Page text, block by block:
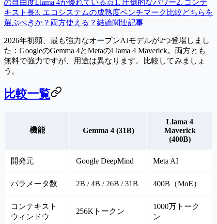
の自由度Llama 4が優れている点1. 圧倒的なパワー2. コンテ
キスト長3. エコシステムの成熟度ベンチマーク比較どちらを
選ぶべきか？ 両方使える？ 結論関連記事
2026年初頭、最も強力なオープンAIモデルが2つ登場しまし
た：GoogleのGemma 4とMetaのLlama 4 Maverick。両方とも
無料で強力ですが、用途は異なります。比較してみましょ
う。
比較一覧
機能 Gemma 4 (31B)
Llama 4
Maverick
(400B)
開発元 Google DeepMind Meta AI
パラメータ数 2B / 4B / 26B / 31B 400B（MoE）
コンテキスト
ウィンドウ
256Kトークン
1000万トーク
ン